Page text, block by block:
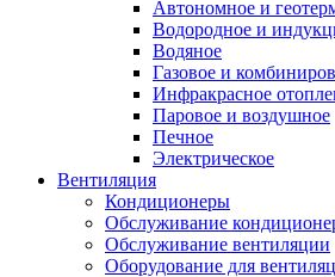
Автономное и
Водородное и
Водяное
Газовое и
Инфракрасное
Паровое и воздушное
Печное
Электрическое
Вентиляция
Кондиционеры
Обслуживание
Обслуживание вентиляции
Оборудование для